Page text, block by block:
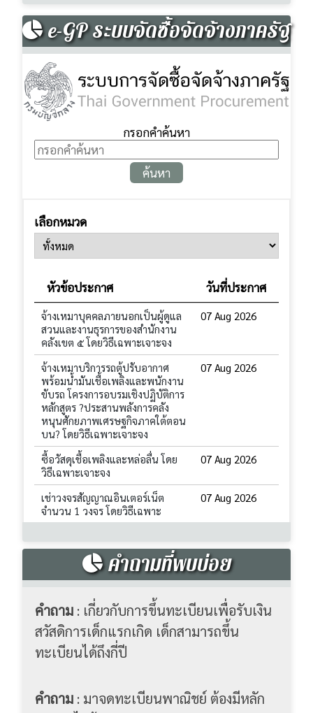
คำถามที่พบบ่อย
คำถาม: เกี่ยวกับการขึ้นทะเบียนเพื่อรับเงิน
สวัสดิการเด็กแรกเกิด เด็กสามารถขึ้น
คำถาม: มาจดทะเบียนพาณิชย์ ต้องมีหลัก
ฐานอะไรบ้าง
คำถาม : เอกสารหลักฐานในการยื่นลง